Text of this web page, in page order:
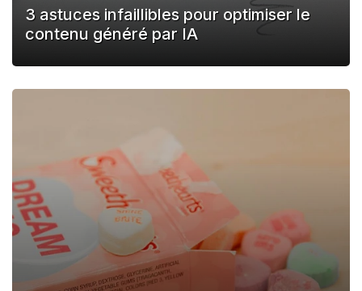
3 astuces infaillibles pour optimiser le
contenu généré par IA